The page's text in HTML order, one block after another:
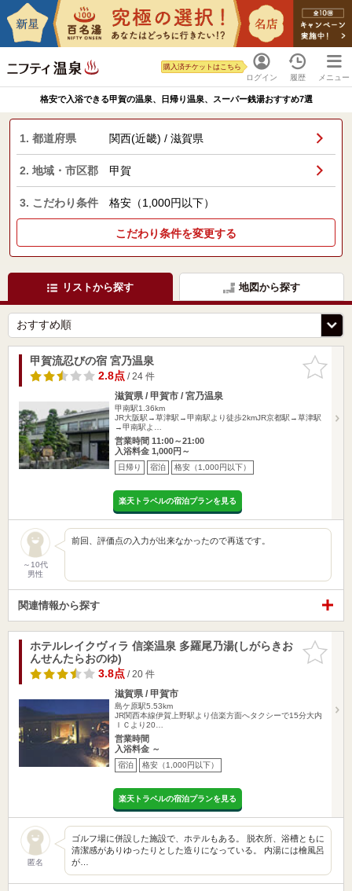
ログイン
購入済チケットはこちら
履歴 メニュー
格安で入浴できる甲賀の温泉、日帰り温泉、スーパー銭湯おすすめ7選
1. 都道府県 関西(近畿) / 滋賀県
2. 地域・市区郡 甲賀
3. こだわり条件 格安（1,000円以下）
こだわり条件を変更する
リストから探す 地図から探す
お気に入
りに追加
甲賀流忍びの宿 宮乃温泉
2.8点/ 24 件
滋賀県 / 甲賀市 / 宮乃温泉
甲南駅1.36km
JR大阪駅→草津駅→甲南駅より徒歩2kmJR京都駅→草津駅
→甲南駅よ…
営業時間 11:00～21:00
入浴料金 1,000円～
日帰り 宿泊 格安（1,000円以下）
楽天トラベルの宿泊プランを見る
～10代
男性
前回、評価点の入力が出来なかったので再送です。
関連情報から探す
お気に入
りに追加
ホテルレイクヴィラ 信楽温泉 多羅尾乃湯(しがらきお
んせんたらおのゆ)
3.8点/ 20 件
滋賀県 / 甲賀市
島ケ原駅5.53km
JR関西本線伊賀上野駅より信楽方面へタクシーで15分大内
ＩＣより20…
営業時間
入浴料金 ～
宿泊 格安（1,000円以下）
楽天トラベルの宿泊プランを見る
匿名
ゴルフ場に併設した施設で、ホテルもある。 脱衣所、浴槽ともに
清潔感がありゆったりとした造りになっている。 内湯には檜風呂
が…